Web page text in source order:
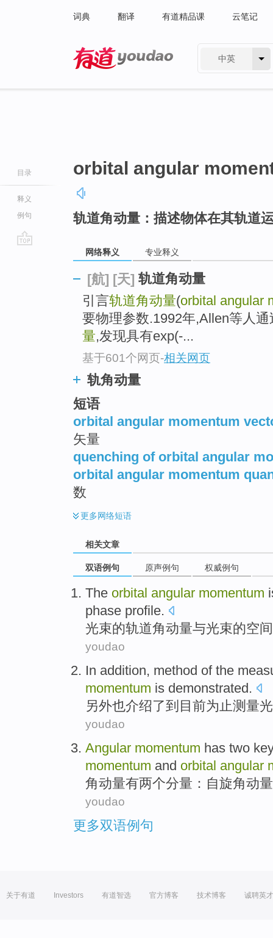
词典 翻译 有道精品课 云笔记
中英
目录
释义
例句
orbital angular
轨道角动量：描述物体在其轨道
网络释义 专业释义
[航] [天] 轨道角动量
引言轨道角动量(orbital angular
要物理参数.1992年,Allen等人
量,发现具有exp(-...
基于601个网页-相关网页
轨角动量
短语
orbital angular momentum
矢量
quenching of orbital angular
orbital angular momentum
数
更多网络短语
相关文章
双语例句 原声例句 权威例句
The orbital angular momentum
phase profile.
光束的轨道角动量与光束的空间
youdao
In addition, method ofthe
momentum is demonstrated.
另外也介绍了到目前为止测量
youdao
Angular momentum has two
momentum and orbital angular
角动量有两个分量 ： 自旋角动量
youdao
更多双语例句
关于有道 Investors 有道智选 官方博客 技术博客 诚聘英才